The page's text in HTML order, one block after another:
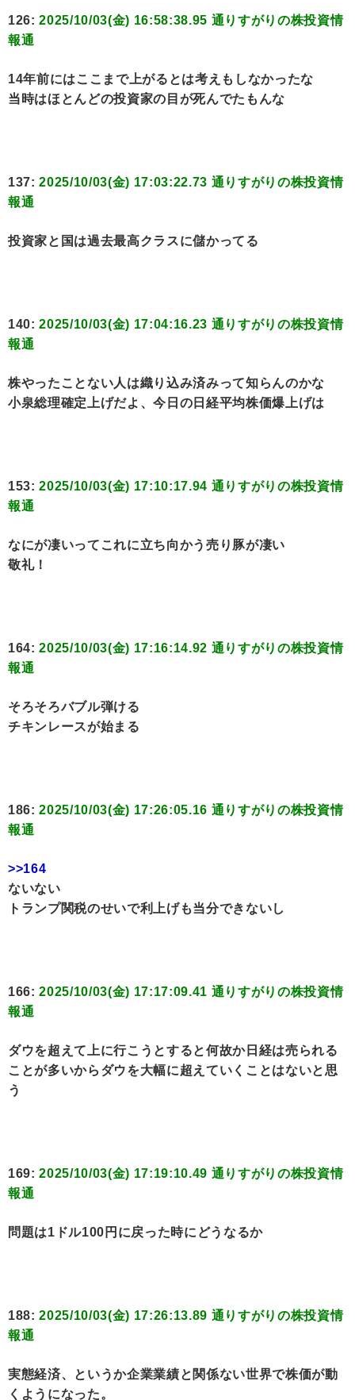
126:2025/10/03(金) 16:58:38.95 通りすがりの株投資情
報通
14年前にはここまで上がるとは考えもしなかったな
当時はほとんどの投資家の目が死んでたもんな
137:2025/10/03(金) 17:03:22.73 通りすがりの株投資情
報通
投資家と国は過去最高クラスに儲かってる
140:2025/10/03(金) 17:04:16.23 通りすがりの株投資情
報通
株やったことない人は織り込み済みって知らんのかな
小泉総理確定上げだよ、今日の日経平均株価爆上げは
153:2025/10/03(金) 17:10:17.94 通りすがりの株投資情
報通
なにが凄いってこれに立ち向かう売り豚が凄い
敬礼！
164:2025/10/03(金) 17:16:14.92 通りすがりの株投資情
報通
そろそろバブル弾ける
チキンレースが始まる
186:2025/10/03(金) 17:26:05.16 通りすがりの株投資情
報通
>>164
ないない
トランプ関税のせいで利上げも当分できないし
166:2025/10/03(金) 17:17:09.41 通りすがりの株投資情
報通
ダウを超えて上に行こうとすると何故か日経は売られる
ことが多いからダウを大幅に超えていくことはないと思
う
169:2025/10/03(金) 17:19:10.49 通りすがりの株投資情
報通
問題は1ドル100円に戻った時にどうなるか
188:2025/10/03(金) 17:26:13.89 通りすがりの株投資情
報通
実態経済、というか企業業績と関係ない世界で株価が動
くようになった。